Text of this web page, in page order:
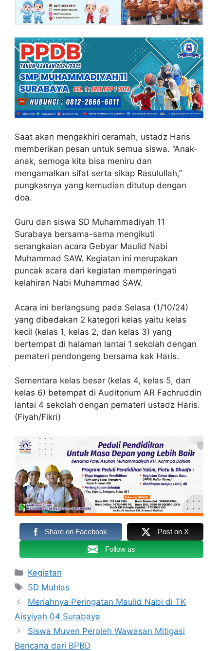
Saat akan mengakhiri ceramah, ustadz Haris
memberikan pesan untuk semua siswa. “Anak-
anak, semoga kita bisa meniru dan
mengamalkan sifat serta sikap Rasulullah,”
pungkasnya yang kemudian ditutup dengan
doa.
Guru dan siswa SD Muhammadiyah 11
Surabaya bersama-sama mengikuti
serangkaian acara Gebyar Maulid Nabi
Muhammad SAW. Kegiatan ini merupakan
puncak acara dari kegiatan memperingati
kelahiran Nabi Muhammad SAW.
Acara ini berlangsung pada Selasa (1/10/24)
yang dibedakan 2 kategori kelas yaitu kelas
kecil (kelas 1, kelas 2, dan kelas 3) yang
bertempat di halaman lantai 1 sekolah dengan
pemateri pendongeng bersama kak Haris.
Sementara kelas besar (kelas 4, kelas 5, dan
kelas 6) betempat di Auditorium AR Fachruddin
lantai 4 sekolah dengan pemateri ustadz Haris.
(Fiyah/Fikri)
Share on Facebook Post on X
Follow us
Kategori
Kegiatan
Tag
SD Muhlas
Meriahnya Peringatan Maulid Nabi di TK
Aisyiyah 04 Surabaya
Siswa Muven Peroleh Wawasan Mitigasi
Bencana dari BPBD